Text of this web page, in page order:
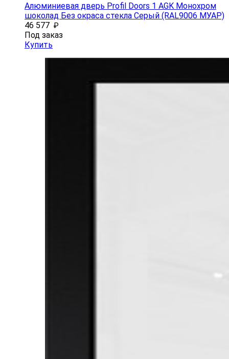
Алюминиевая дверь Profil Doors 1 AGK Монохром
шоколад Без окраса стекла Серый (RAL9006 МУАР)
46 577 ₽
Под заказ
Купить